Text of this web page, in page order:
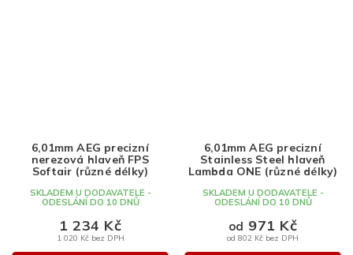
6,01mm AEG precizní
nerezová hlaveň FPS
Softair (různé délky)
SKLADEM U DODAVATELE -
ODESLÁNÍ DO 10 DNŮ
1 020 Kč bez DPH
1 234 Kč
6,01mm AEG precizní
Stainless Steel hlaveň
Lambda ONE (různé délky)
SKLADEM U DODAVATELE -
ODESLÁNÍ DO 10 DNŮ
od 802 Kč bez DPH
od 971 Kč